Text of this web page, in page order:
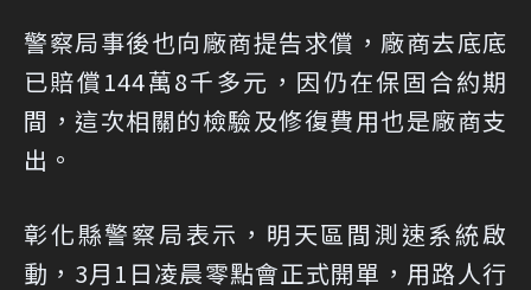
警察局事後也向廠商提告求償，廠商去底底
已賠償144萬8千多元，因仍在保固合約期
間，這次相關的檢驗及修復費用也是廠商支
出。
彰化縣警察局表示，明天區間測速系統啟
動，3月1日凌晨零點會正式開單，用路人行